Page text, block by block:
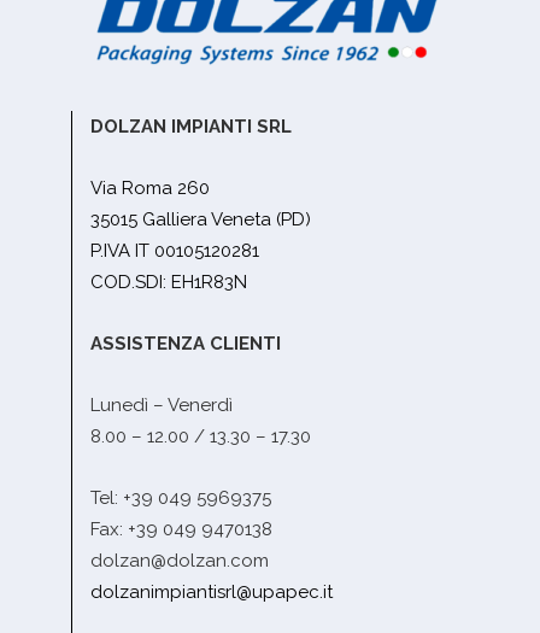
DOLZAN IMPIANTI SRL
Via Roma 260
35015 Galliera Veneta (PD)
P.IVA IT 00105120281
COD.SDI: EH1R83N
ASSISTENZA CLIENTI
Lunedì – Venerdì
8.00 – 12.00 / 13.30 – 17.30
Tel: +39 049 5969375
Fax: +39 049 9470138
dolzan@dolzan.com
dolzanimpiantisrl@upapec.it